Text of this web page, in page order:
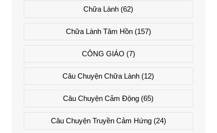
Chữa Lành (62)
Chữa Lành Tâm Hồn(157)
CÔNG GIÁO (7)
Câu Chuyện Chữa Lành (12)
Câu Chuyện Cảm Động (65)
Câu Chuyện Truyền Cảm Hứng(24)